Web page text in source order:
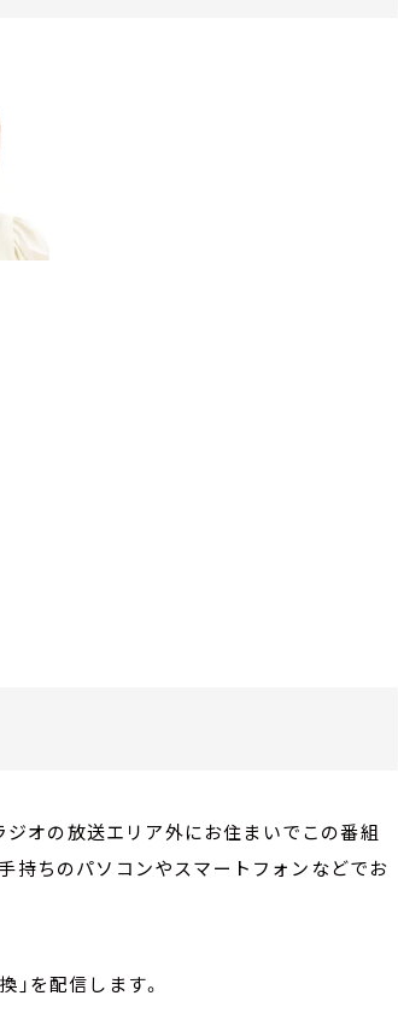
ジオの放送エリア外にお住まいでこの番組
持ちのパソコンやスマートフォンなどでお
」を配信します。